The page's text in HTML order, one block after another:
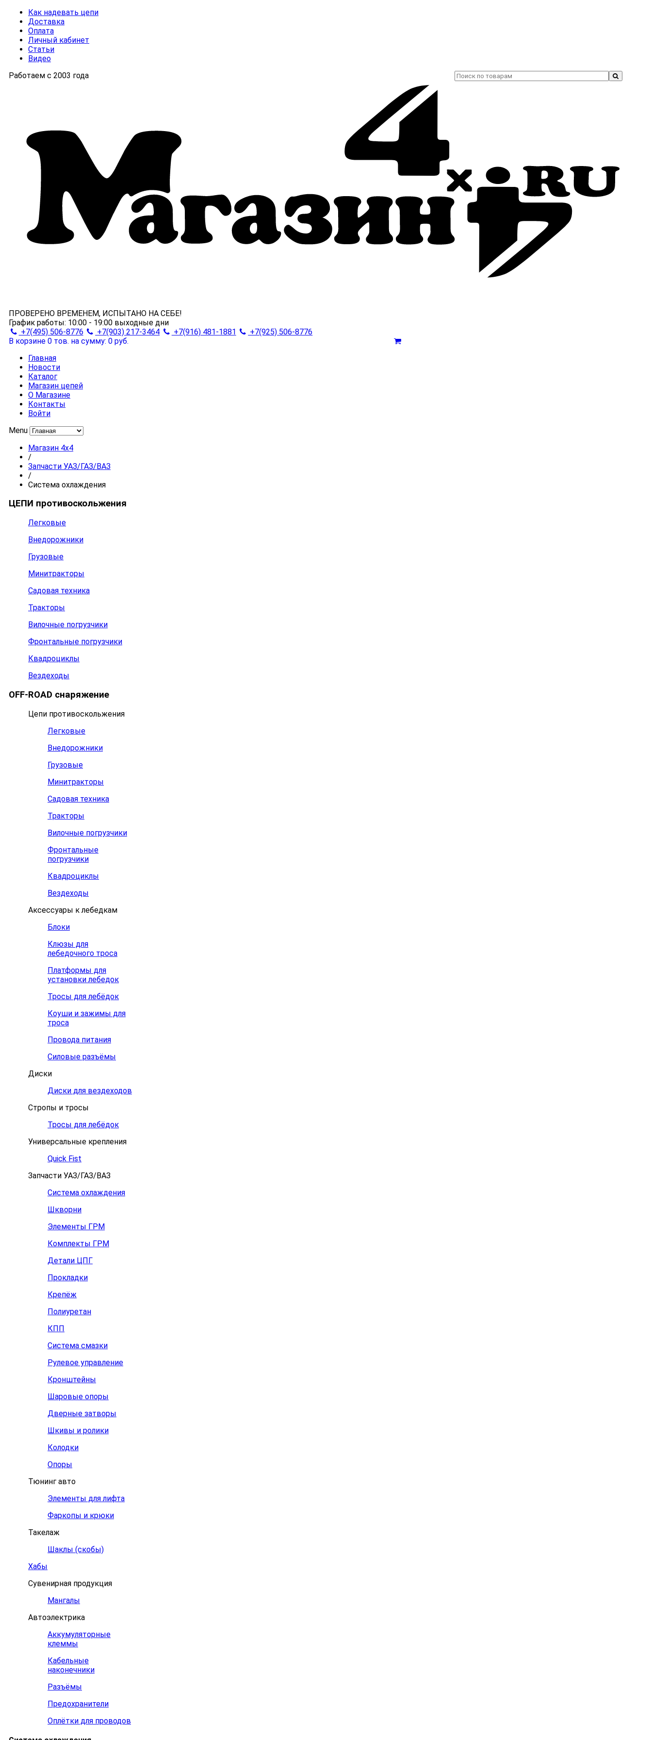
Как надевать цепи
Доставка
Оплата
Личный кабинет
Статьи
Видео
Работаем с 2003 года
ПРОВЕРЕНО ВРЕМЕНЕМ, ИСПЫТАНО НА СЕБЕ!
График работы: 10:00 - 19:00 выходные дни
+7(495) 506-8776
+7(903) 217-3464 +7(916) 481-1881
+7(925) 506-8776
В корзине 0 тов. на сумму: 0 руб.
Главная
Новости
Каталог
Магазин цепей
О Магазине
Контакты
Войти
Menu
Магазин 4x4
/
Запчасти УАЗ/ГАЗ/ВАЗ
/
Система охлаждения
ЦЕПИ противоскольжения
Легковые
Внедорожники
Грузовые
Минитракторы
Садовая техника
Тракторы
Вилочные погрузчики
Фронтальные погрузчики
Квадроциклы
Вездеходы
OFF-ROAD снаряжение
Цепи противоскольжения
Легковые
Внедорожники
Грузовые
Минитракторы
Садовая техника
Тракторы
Вилочные погрузчики
Фронтальные
погрузчики
Квадроциклы
Вездеходы
Аксессуары к лебедкам
Блоки
Клюзы для
лебедочного троса
Платформы для
установки лебедок
Тросы для лебёдок
Коуши и зажимы для
троса
Провода питания
Силовые разъёмы
Диски
Диски для вездеходов
Стропы и тросы
Тросы для лебёдок
Универсальные крепления
Quick Fist
Запчасти УАЗ/ГАЗ/ВАЗ
Система охлаждения
Шкворни
Элементы ГРМ
Комплекты ГРМ
Детали ЦПГ
Прокладки
Крепёж
Полиуретан
КПП
Система смазки
Рулевое управление
Кронштейны
Шаровые опоры
Дверные затворы
Шкивы и ролики
Колодки
Опоры
Тюнинг авто
Элементы для лифта
Фаркопы и крюки
Такелаж
Шаклы (скобы)
Хабы
Сувенирная продукция
Мангалы
Автоэлектрика
Аккумуляторные
клеммы
Кабельные
наконечники
Разъёмы
Предохранители
Оплётки для проводов